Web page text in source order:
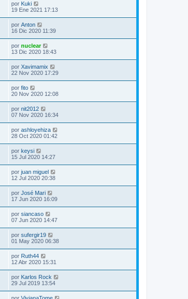
por Kuki
19 Ene 2021 17:13
por Anton
16 Dic 2020 11:39
por nuclear
13 Dic 2020 18:43
por Xavimamix
22 Nov 2020 17:29
por fito
20 Nov 2020 12:08
por nit2012
07 Nov 2020 16:34
por ashloyehiza
28 Oct 2020 01:42
por keysi
15 Jul 2020 14:27
por juan miguel
12 Jul 2020 20:38
por José Mari
17 Jun 2020 16:09
por siancaso
07 Jun 2020 14:47
por sufergir19
01 May 2020 06:38
por Ruth44
12 Abr 2020 15:31
por Karlos Rock
29 Jul 2019 13:54